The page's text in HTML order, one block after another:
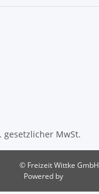
gesetzlicher MwSt.
© Freizeit Wittke GmbH
Powered by